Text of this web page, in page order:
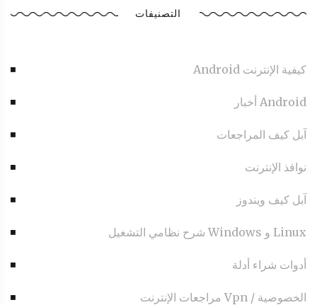
التصنيفات
Android كيفية الإنترنت
أخبار Android
آبل كيف المراجعات
نوافذ الإنترنت
آبل كيف ويندوز
شرح نظامي التشغيل Windows و Linux
أدوات شراء أدلة
مراجعات الإنترنت Vpn / الخصوصية